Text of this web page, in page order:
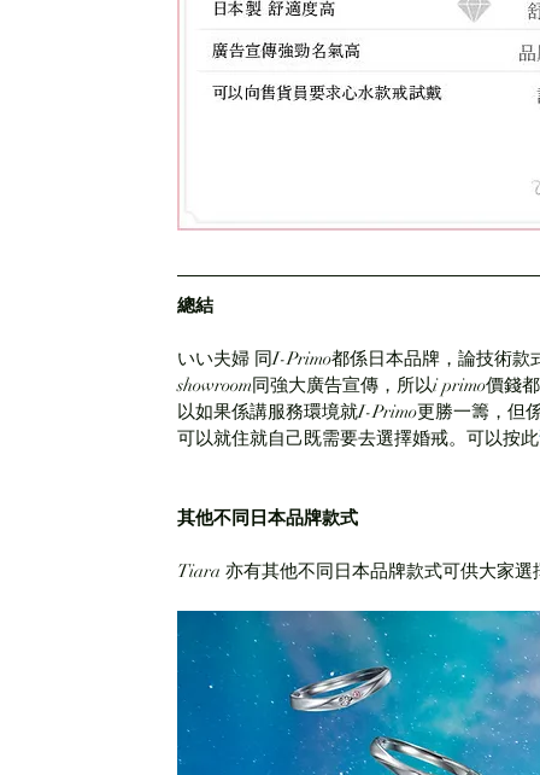
總結
いい夫婦 同I-Primo都係日本品牌，論技術
showroom同強大廣告宣傳，所以i primo價
以如果係講服務環境就I-Primo更勝一籌，但
可以就住就自己既需要去選擇婚戒。可以按此
其他不同日本品牌款式
Tiara 亦有其他不同日本品牌款式可供大家